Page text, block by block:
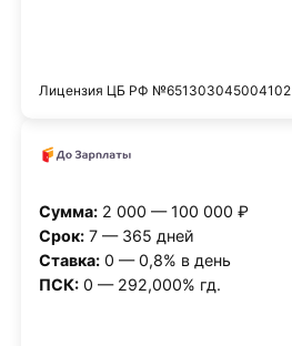
Лицензия ЦБ РФ №651303045004102
Сумма:2 000 — 100 000 ₽
Срок:7 — 365 дней
Ставка:0 — 0,8% в день
ПСК:0 — 292,000% гд.